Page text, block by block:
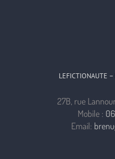
LEFICTIONAUTE –
27B, rue
Mobile :
Email: